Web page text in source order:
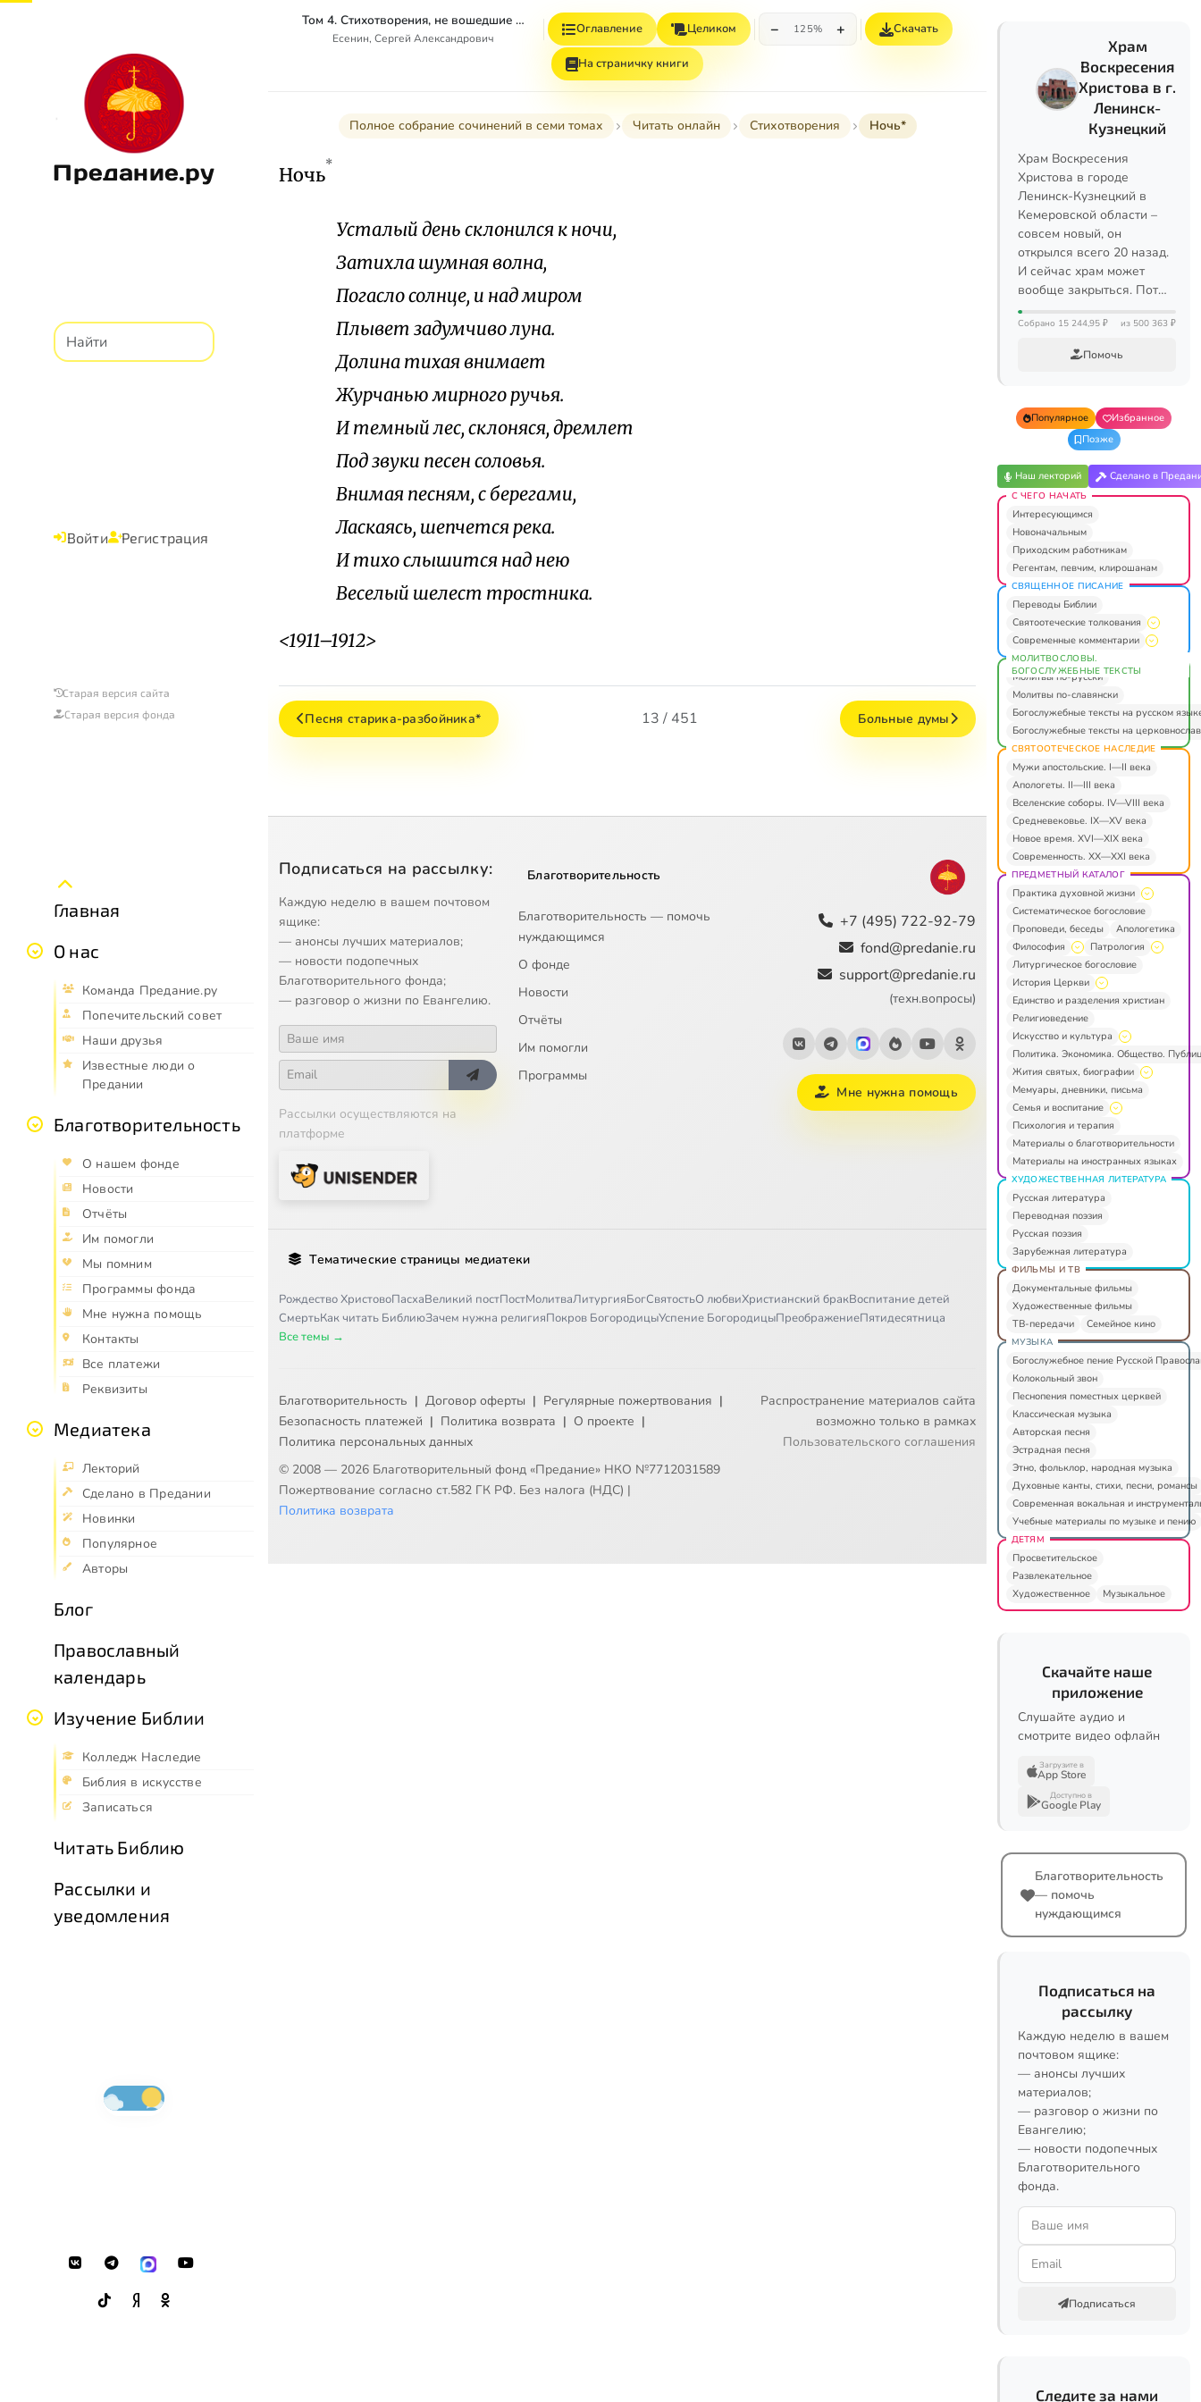
Предание.ру
Войти Регистрация
Старая версия сайта
Старая версия фонда
Главная
О нас
Команда Предание.ру
Попечительский совет
Наши друзья
Известные люди о
Предании
Благотворительность
О нашем фонде
Новости
Отчёты
Им помогли
Мы помним
Программы фонда
Мне нужна помощь
Контакты
Все платежи
Реквизиты
Медиатека
Лекторий
Сделано в Предании
Новинки
Популярное
Авторы
Блог
Православный
календарь
Изучение Библии
Колледж Наследие
Библия в искусстве
Записаться
Читать Библию
Рассылки и
уведомления
Том 4. Стихотворения, не вошедшие в Собрание сочинений
Есенин, Сергей Александрович
Оглавление Целиком − 125% + Скачать
На страничку книги
Полное собрание сочинений в семи томах Читать онлайн Стихотворения Ночь*
Ночь*
Усталый день склонился к ночи,
Затихла шумная волна,
Погасло солнце, и над миром
Плывет задумчиво луна.
Долина тихая внимает
Журчанью мирного ручья.
И темный лес, склоняся, дремлет
Под звуки песен соловья.
Внимая песням, с берегами,
Ласкаясь, шепчется река.
И тихо слышится над нею
Веселый шелест тростника.
<1911–1912>
Песня старика-разбойника* 13 / 451 Больные думы
Подписаться на рассылку:
Каждую неделю в вашем почтовом
ящике:
— анонсы лучших материалов;
— новости подопечных
Благотворительного фонда;
— разговор о жизни по Евангелию.
Рассылки осуществляются на
платформе
Благотворительность
Благотворительность — помочь
нуждающимся
О фонде
Новости
Отчёты
Им помогли
Программы
+7 (495) 722-92-79
fond@predanie.ru
support@predanie.ru
(техн.вопросы)
Мне нужна помощь
Тематические страницы медиатеки
Рождество ХристовоПасхаВеликий постПостМолитваЛитургияБогСвятостьО любвиХристианский бракВоспитание детей
СмертьКак читать БиблиюЗачем нужна религияПокров БогородицыУспение БогородицыПреображениеПятидесятница
Все темы →
Благотворительность | Договор оферты | Регулярные пожертвования |
Безопасность платежей | Политика возврата | О проекте |
Политика персональных данных
© 2008 — 2026 Благотворительный фонд «Предание» НКО №7712031589
Пожертвование согласно ст.582 ГК РФ. Без налога (НДС) |
Политика возврата
Распространение материалов сайта
возможно только в рамках
Пользовательского соглашения
Храм
Воскресения
Христова в г.
Ленинск-
Кузнецкий
Храм Воскресения
Христова в городе
Ленинск-Кузнецкий в
Кемеровской области –
совсем новый, он
открылся всего 20 назад.
И сейчас храм может
вообще закрыться. Пот…
Собрано 15 244,95 ₽ из 500 363 ₽
Помочь
Популярное
Избранное
Позже
Наш лекторий Сделано в
С ЧЕГО НАЧАТЬ
Интересующимся
Новоначальным
Приходским работникам
Регентам, певчим, клирошанам
СВЯЩЕННОЕ ПИСАНИЕ
Переводы Библии
Святоотеческие толкования
Современные комментарии
МОЛИТВОСЛОВЫ.
БОГОСЛУЖЕБНЫЕ ТЕКСТЫ
Молитвы по-русски
Молитвы по-славянски
Богослужебные тексты на русском
Богослужебные тексты на
СВЯТООТЕЧЕСКОЕ НАСЛЕДИЕ
Мужи апостольские. I—II века
Апологеты. II—III века
Вселенские соборы. IV—VIII века
Средневековье. IX—XV века
Новое время. XVI—XIX века
Современность. XX—XXI века
ПРЕДМЕТНЫЙ КАТАЛОГ
Практика духовной жизни
Систематическое богословие
Проповеди, беседы
Апологетика
Философия
Патрология
Литургическое богословие
История Церкви
Единство и разделения христиан
Религиоведение
Искусство и культура
Политика. Экономика. Общество.
Жития святых, биографии
Мемуары, дневники, письма
Семья и воспитание
Психология и терапия
Материалы о благотворительности
Материалы на иностранных языках
ХУДОЖЕСТВЕННАЯ ЛИТЕРАТУРА
Русская литература
Переводная поэзия
Русская поэзия
Зарубежная литература
ФИЛЬМЫ И ТВ
Документальные фильмы
Художественные фильмы
ТВ-передачи
Семейное кино
МУЗЫКА
Богослужебное пение Русской
Колокольный звон
Песнопения поместных церквей
Классическая музыка
Авторская песня
Эстрадная песня
Этно, фольклор, народная музыка
Духовные канты, стихи, песни, романсы
Современная вокальная и
Учебные материалы по музыке и пению
ДЕТЯМ
Просветительское
Развлекательное
Художественное
Музыкальное
Скачайте наше
приложение
Слушайте аудио и
смотрите видео офлайн
Загрузите в
App Store
Доступно в
Google Play
Благотворительность
— помочь
нуждающимся
Подписаться на
рассылку
Каждую неделю в вашем
почтовом ящике:
— анонсы лучших
материалов;
— разговор о жизни по
Евангелию;
— новости подопечных
Благотворительного
фонда.
Подписаться
Следите за нами